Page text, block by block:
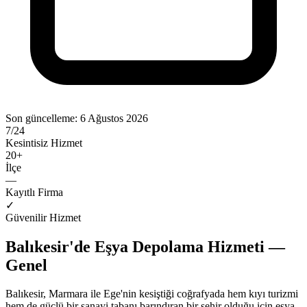
Son güncelleme: 6 Ağustos 2026
7/24
Kesintisiz Hizmet
20+
İlçe
—
Kayıtlı Firma
✓
Güvenilir Hizmet
Balıkesir'de Eşya Depolama Hizmeti —
Genel
Balıkesir, Marmara ile Ege'nin kesiştiği coğrafyada hem kıyı turizmi